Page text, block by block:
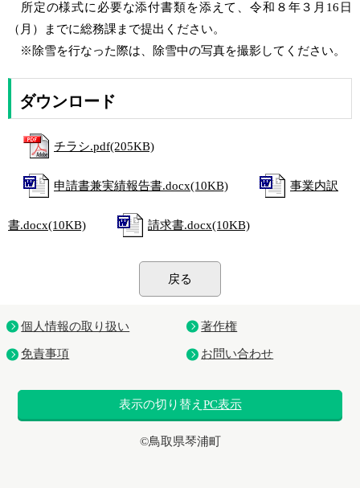
所定の様式に必要な添付書類を添えて、令和８年３月16日
（月）までに総務課まで提出ください。
※除雪を行なった際は、除雪中の写真を撮影してください。
ダウンロード
チラシ.pdf(205KB)
申請書兼実績報告書.docx(10KB) 事業内訳
書.docx(10KB) 請求書.docx(10KB)
戻る
個人情報の取り扱い 著作権
免責事項 お問い合わせ
表示の切り替え PC表示
©鳥取県琴浦町